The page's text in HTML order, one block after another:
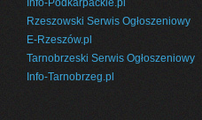
Info-Podkarpackie.pl
Rzeszowski Serwis Ogłoszeniowy
E-Rzeszów.pl
Tarnobrzeski Serwis Ogłoszeniowy
Info-Tarnobrzeg.pl